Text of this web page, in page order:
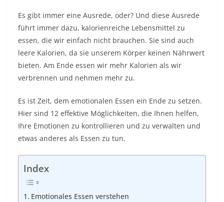
Es gibt immer eine Ausrede, oder? Und diese Ausrede
führt immer dazu, kalorienreiche Lebensmittel zu
essen, die wir einfach nicht brauchen. Sie sind auch
leere Kalorien, da sie unserem Körper keinen Nährwert
bieten. Am Ende essen wir mehr Kalorien als wir
verbrennen und nehmen mehr zu.
Es ist Zeit, dem emotionalen Essen ein Ende zu setzen.
Hier sind 12 effektive Möglichkeiten, die Ihnen helfen,
Ihre Emotionen zu kontrollieren und zu verwalten und
etwas anderes als Essen zu tun.
Index
Emotionales Essen verstehen